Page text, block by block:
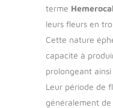
terme
leurs fleurs en
Cette nature
capacité à
prolongeant
Leur période de
généralement de